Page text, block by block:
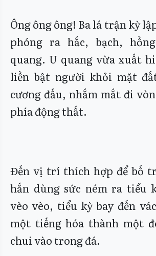
Ông ông ông! Ba lá trận kỳ
phóng ra hắc, bạch,
quang. U quang vừa xuất
liền bật người khỏi mặt
cương đấu, nhắm mắt đi
phía động thất.
Đến vị trí thích hợp để bố
hắn dùng sức ném ra tiểu
vèo vèo, tiểu kỳ bay đến
một tiếng hóa thành một
chui vào trong đá.